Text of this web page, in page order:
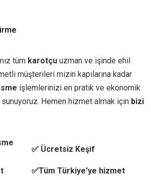
tüm karotçu uzman ve işinde ehil
müşterileri mizin kapılarına kadar
işlemlerinizi en pratik ve ekonomik
Hemen hizmet almak için bizi
✅ Ücretsiz Keşif
✅Tüm Türkiye'ye hizmet